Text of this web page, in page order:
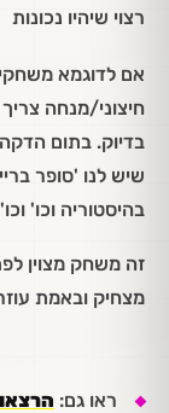
רצוי שיהיו נכונות
חיצוני/מנחה
בדיוק. בתום
שיש לנו 'סופר
בהיסטוריה וכו' וכו'
זה משחק מצוין
מצחיק ובאמת
ראו גם: